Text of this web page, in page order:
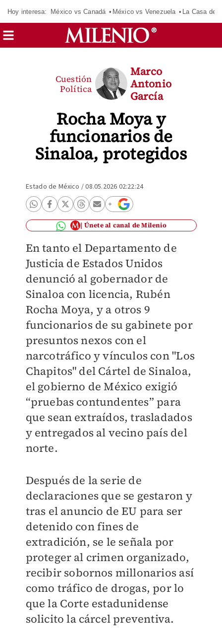
Hoy interesa: México vs Canadá México vs Venezuela La Casa de
Rocha Moya y
funcionarios de
Sinaloa, protegidos
Cuestión
Política
Marco
Antonio
García
Estado de México /08.05.2026 02:22:24
Únete al canal de Milenio
En tanto el Departamento de
Justicia de Estados Unidos
denunció al gobernador de
Sinaloa con licencia, Rubén
Rocha Moya, y a otros 9
funcionarios de su gabinete por
presuntos nexos con el
narcotráfico y vínculos con "Los
Chapitos" del Cártel de Sinaloa,
el gobierno de México exigió
“pruebas contundentes” para
que sean extraídos, trasladados
y entregados al vecino país del
norte.
Después de la serie de
declaraciones que se gestaron y
tras el anuncio de EU para ser
detenido con fines de
extradición, se le señala por
proteger al crimen organizado,
recibir sobornos millonarios así
como tráfico de drogas, por lo
que la Corte estadunidense
solicito la cárcel preventiva.